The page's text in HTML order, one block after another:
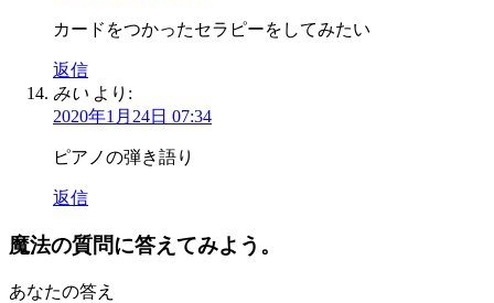
カードをつかったセラピーをしてみたい
返信
みい より:
2020年1月24日 07:34
ピアノの弾き語り
返信
魔法の質問に答えてみよう。
あなたの答え